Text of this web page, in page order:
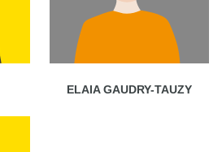
ELAIA GAUDRY-TAUZY